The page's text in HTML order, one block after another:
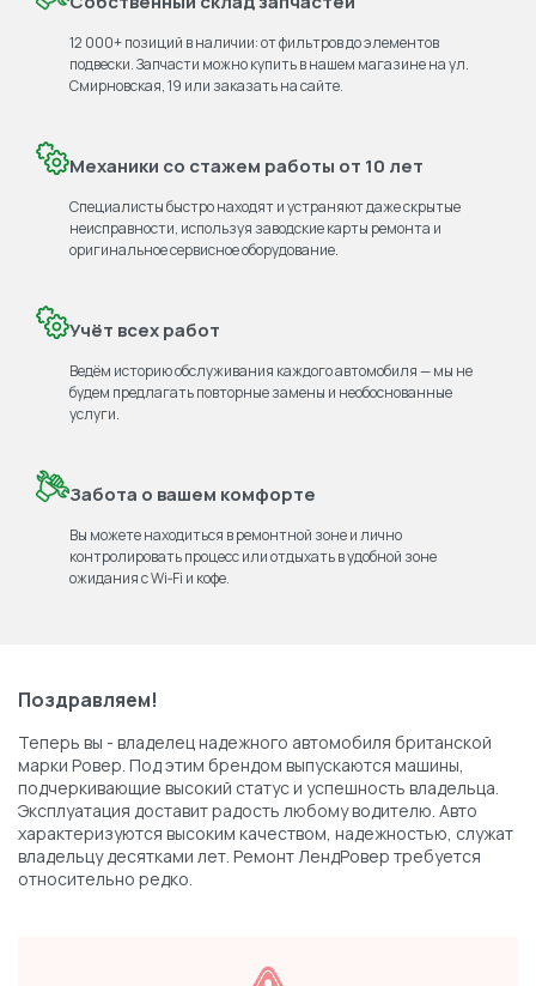
12 000+ позиций в наличии: от фильтров до элементов
подвески. Запчасти можно купить в нашем магазине на ул.
Смирновская, 19 или заказать на сайте.
Механики со стажем работы от 10 лет
Специалисты быстро находят и устраняют даже скрытые
неисправности, используя заводские карты ремонта и
оригинальное сервисное оборудование.
Учёт всех работ
Ведём историю обслуживания каждого автомобиля — мы не
будем предлагать повторные замены и необоснованные
услуги.
Забота о вашем комфорте
Вы можете находиться в ремонтной зоне и лично
контролировать процесс или отдыхать в удобной зоне
ожидания с Wi‑Fi и кофе.
Поздравляем!
Теперь вы - владелец надежного автомобиля британской
марки Ровер. Под этим брендом выпускаются машины,
подчеркивающие высокий статус и успешность владельца.
Эксплуатация доставит радость любому водителю. Авто
характеризуются высоким качеством, надежностью, служат
владельцу десятками лет. Ремонт ЛендРовер требуется
относительно редко.